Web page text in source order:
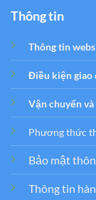
Thông tin
Thông tin
Điều kiện giao
Vận chuyển
Phương thức
Bảo mật
Thông tin